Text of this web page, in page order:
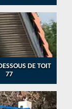
DE TOIT
77